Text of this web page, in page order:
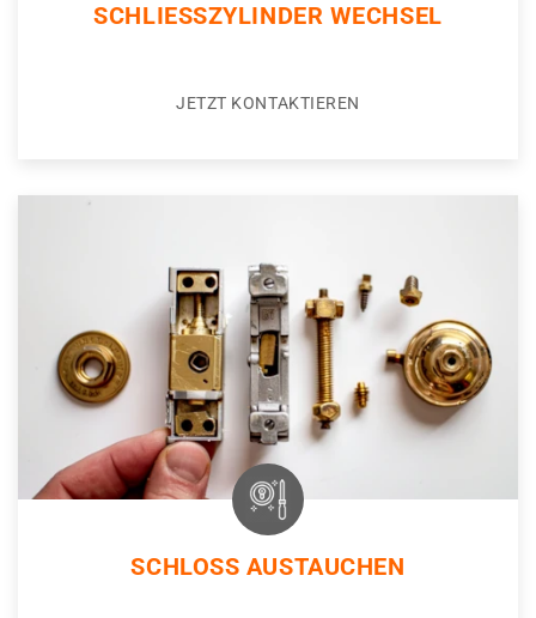
SCHLIESSZYLINDER WECHSEL
JETZT KONTAKTIEREN
SCHLOSS AUSTAUCHEN